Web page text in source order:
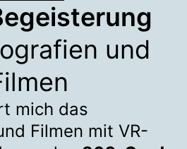
und
mich das
Filmen mit VR-